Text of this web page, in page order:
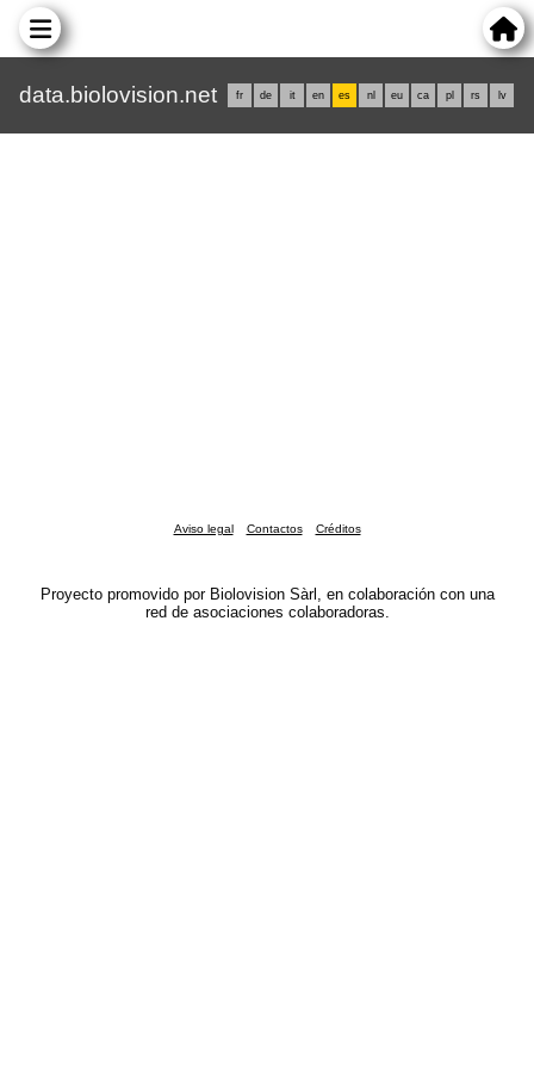
data.biolovision.net fr de it en es nl eu ca pl rs lv
Aviso legal Contactos Créditos
Proyecto promovido por Biolovision Sàrl, en colaboración con una
red de asociaciones colaboradoras.